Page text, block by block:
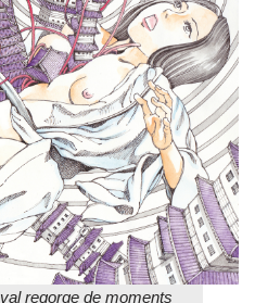
regorge de moments